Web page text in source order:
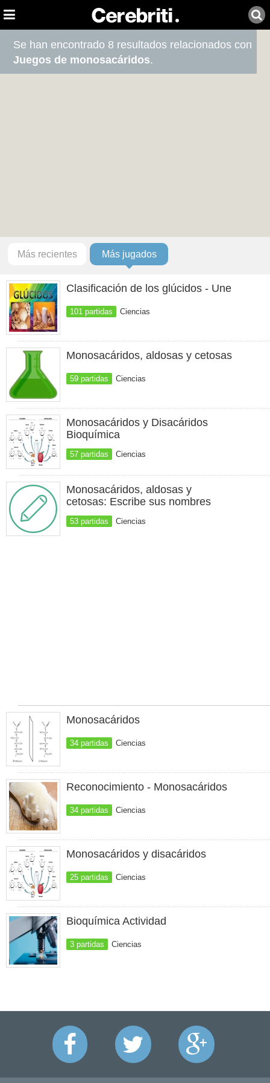
Se han encontrado 8 resultados relacionados con
Juegos de monosacáridos.
Más recientes Más jugados
Clasificación de los glúcidos - Une
101 partidas Ciencias
Monosacáridos, aldosas y cetosas
59 partidas Ciencias
Monosacáridos y Disacáridos
Bioquímica
57 partidas Ciencias
Monosacáridos, aldosas y
cetosas: Escribe sus nombres
53 partidas Ciencias
Monosacáridos
34 partidas Ciencias
Reconocimiento - Monosacáridos
34 partidas Ciencias
Monosacáridos y disacáridos
25 partidas Ciencias
Bioquímica Actividad
3 partidas Ciencias